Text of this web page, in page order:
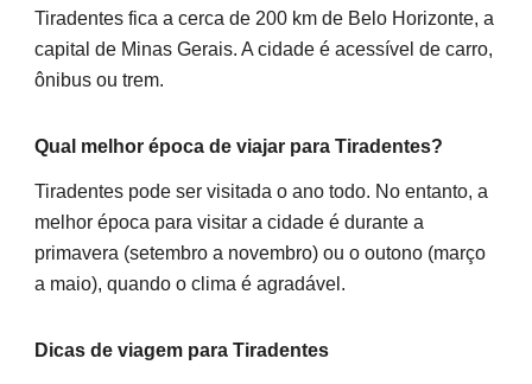
Tiradentes fica a cerca de 200 km de Belo Horizonte, a
capital de Minas Gerais. A cidade é acessível de carro,
ônibus ou trem.
Qual melhor época de viajar para Tiradentes?
Tiradentes pode ser visitada o ano todo. No entanto, a
melhor época para visitar a cidade é durante a
primavera (setembro a novembro) ou o outono (março
a maio), quando o clima é agradável.
Dicas de viagem para Tiradentes